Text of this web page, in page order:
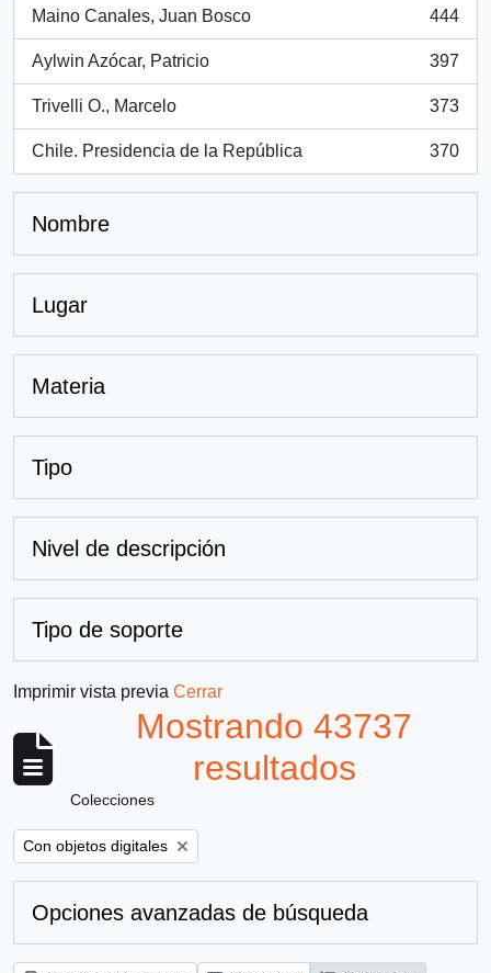
Maino Canales, Juan Bosco
, 444 resultados
444
Aylwin Azócar, Patricio
, 397 resultados
397
Trivelli O., Marcelo
, 373 resultados
373
Chile. Presidencia de la República
, 370 resultados
370
Nombre
Lugar
Materia
Tipo
Nivel de descripción
Tipo de soporte
Imprimir vista previa Cerrar
Mostrando 43737
resultados
Colecciones
Remove filter:
Con objetos digitales
Opciones avanzadas de búsqueda